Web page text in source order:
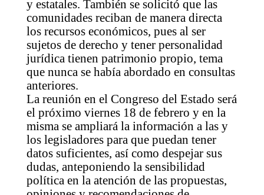
y estatales. También se solicitó que las
comunidades reciban de manera directa
los recursos económicos, pues al ser
sujetos de derecho y tener personalidad
jurídica tienen patrimonio propio, tema
que nunca se había abordado en consultas
anteriores.
La reunión en el Congreso del Estado será
el próximo viernes 18 de febrero y en la
misma se ampliará la información a las y
los legisladores para que puedan tener
datos suficientes, así como despejar sus
dudas, anteponiendo la sensibilidad
política en la atención de las propuestas,